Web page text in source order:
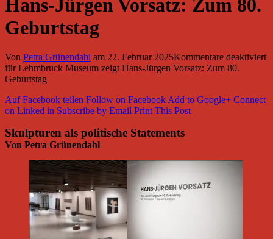
Hans-Jürgen Vorsatz: Zum 80.
Geburtstag
Von Petra Grünendahl am 22. Februar 2025Kommentare deaktiviert
für Lehmbruck Museum zeigt Hans-Jürgen Vorsatz: Zum 80.
Geburtstag
Auf Facebook teilen Follow on FacebookAdd to Google+ Connect
on Linked in Subscribe by Email Print This Post
Skulpturen als politische Statements
Von Petra Grünendahl